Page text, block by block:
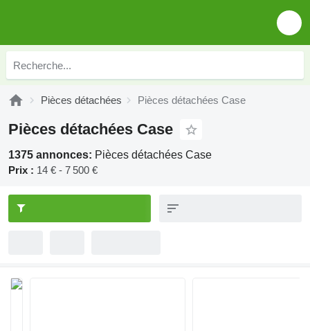
Pièces détachées Pièces détachées Case
Pièces détachées Case
1375 annonces: Pièces détachées Case
Prix : 14 € - 7 500 €